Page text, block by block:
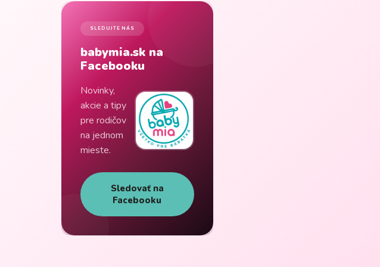
SLEDUJTE NÁS
babymia.sk na
Facebooku
Novinky,
akcie a tipy
pre rodičov
na jednom
mieste.
Sledovať na
Facebooku